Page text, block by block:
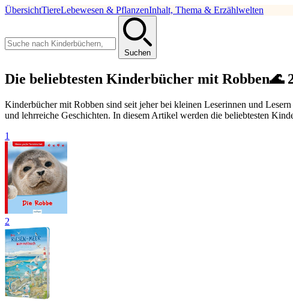
ÜbersichtTiereLebewesen & PflanzenInhalt, Thema & Erzählwelten
Suchen
Die beliebtesten Kinderbücher mit Robben🌊
Kinderbücher mit Robben sind seit jeher bei kleinen Leserinnen und
und lehrreiche Geschichten. In diesem Artikel werden die beliebtesten
1
2